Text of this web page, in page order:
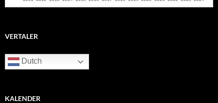
VERTALER
Dutch
KALENDER